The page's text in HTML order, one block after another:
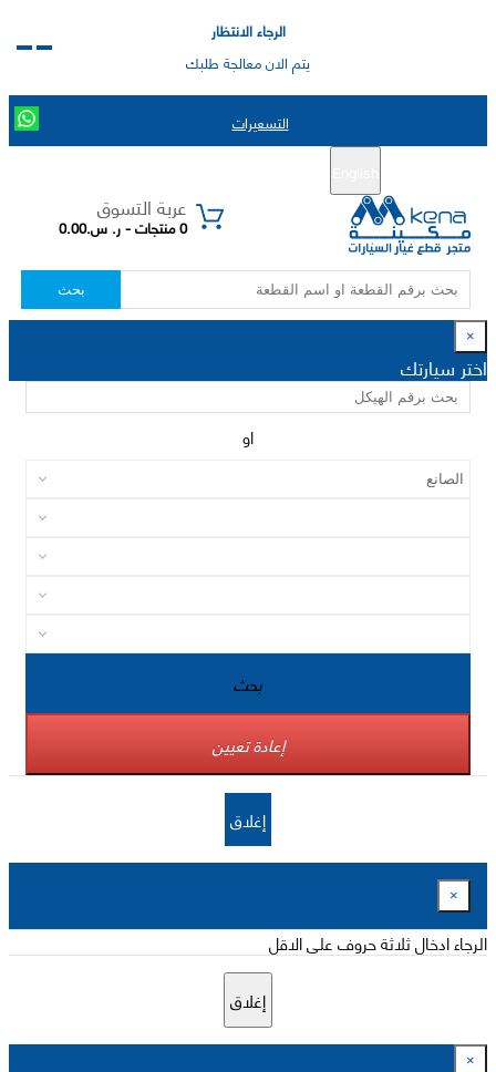
الرجاء الانتظار
يتم الان معالجة طلبك
التسعيرات
عربة التسوق
0 منتجات - ر. س.0.00
بحث
×
اختر سيارتك
او
بحث
إعادة تعيين
إغلاق
×
الرجاء ادخال ثلاثة حروف على الاقل
إغلاق
×